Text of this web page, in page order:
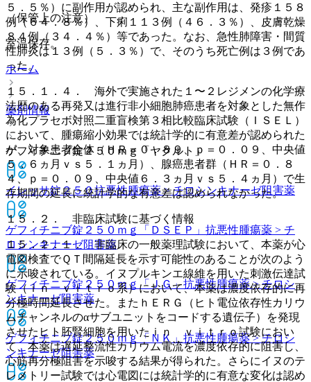
（保管上の注意）
室温保存。
ホーム
薬剤情報
ゲフィチニブ錠２５０ｍｇ「ヤクルト」
イレッサ錠２５０抗悪性腫瘍薬 > チロシンキナーゼ阻害薬
ゲフィチニブ錠２５０ｍｇ「ＤＳＥＰ」 抗悪性腫瘍薬 > チ
ロシンキナーゼ阻害薬
ゲフィチニブ錠２５０ｍｇ「ＪＧ」抗悪性腫瘍薬 > チロシ
ンキナーゼ阻害薬
ゲフィチニブ錠２５０ｍｇ「ＮＫ」 抗悪性腫瘍薬 > チロシ
ンキナーゼ阻害薬
５．５％）に副作用が認められ、主な副作用は、発疹１５８
例（６４．８％）、下痢１１３例（４６．３％）、皮膚乾燥
８４例（３４．４％）等であった。なお、急性肺障害・間質
性肺炎は１３例（５．３％）で、そのうち死亡例は３例であ
った。
１５．１．４． 海外で実施された１〜２レジメンの化学療
法歴のある再発又は進行非小細胞肺癌患者を対象とした無作
為化プラセボ対照二重盲検第３相比較臨床試験（ＩＳＥＬ）
において、腫瘍縮小効果では統計学的に有意差が認められた
が、対象患者全体（ＨＲ＝０．８９、ｐ＝０．０９、中央値
５．６ヵ月ｖｓ５．１ヵ月）、腺癌患者群（ＨＲ＝０．８
４、ｐ＝０．０９、中央値６．３ヵ月ｖｓ５．４ヵ月）で生
存期間の延長に統計学的な有意差は認められなかった。
１５．２． 非臨床試験に基づく情報
１５．２．１． 非臨床の一般薬理試験において、本薬が心
電図検査でＱＴ間隔延長を示す可能性のあることが次のよう
に示唆されている。イヌプルキンエ線維を用いた刺激伝達試
験（ｉｎ ｖｉｔｒｏ系）において、本薬は濃度依存的に再
分極時間延長させた。またｈＥＲＧ（ヒト電位依存性カリウ
ムチャンネルのαサブユニットをコードする遺伝子）を発現
させたヒト胚腎細胞を用いたｉｎ ｖｉｔｒｏ試験におい
て、本薬は遅延整流性カリウム電流を濃度依存的に阻害し、
心筋再分極阻害を示唆する結果が得られた。さらにイヌのテ
レメトリー試験では心電図には統計学的に有意な変化は認め